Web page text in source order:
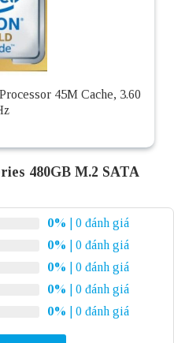
45M Cache, 3.60
480GB M.2 SATA
0%
| 0 đánh giá
0%
| 0 đánh giá
0%
| 0 đánh giá
0%
| 0 đánh giá
0% | 0 đánh giá